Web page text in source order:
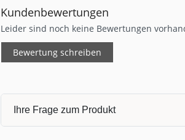
Kundenbewertungen
Leider sind noch keine Bewertungen
Bewertung schreiben
Ihre Frage zum Produkt